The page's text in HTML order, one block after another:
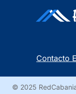
Contacto
© 2025